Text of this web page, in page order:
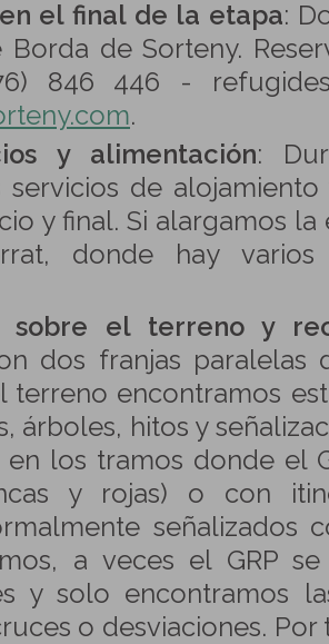
el final de la etapa:
de Sorteny.
846 446 -
.
y alimentación:
servicios de
y final. Si alargamos
donde hay
sobre el terreno y
dos franjas paralelas
terreno encontramos
árboles, hitos y
en los tramos donde el
y rojas) o con
señalizados
a veces el GRP
y solo encontramos
o desviaciones.